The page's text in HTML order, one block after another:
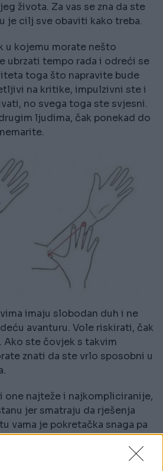
života. Za vas se zna da ste
je cilj sve obaviti kako treba.
u kojemu morate nešto
ubrzati tempo rada i odreći se
toga što napravite bude
na kritike, impulzivni ste i
no svega toga ste svjesni.
ljudima, čak ponekad do
imaju slobodan duh i ne
avanturu. Vole riskirati, čak
Ako ste čovjek s takvim
znati da ste vrlo sposobni u
one najteže i najkompliciranije,
jer smatraju da rješenja
vama je pokretačka snaga pa
nađete i u odnosima u
uspona i padova, emocija.